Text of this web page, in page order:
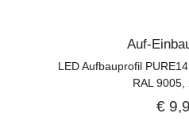
Auf-
LED Aufbauprofil
RAL 9005,
€